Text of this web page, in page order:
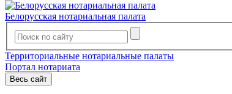
Белорусская нотариальная палата
Территориальные нотариальные палаты
Портал нотариата
Весь сайт